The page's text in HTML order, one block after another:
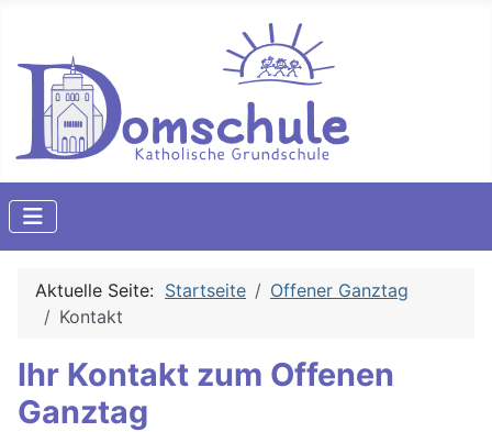
Aktuelle Seite: Startseite
Offener Ganztag
Kontakt
Ihr Kontakt zum Offenen
Ganztag